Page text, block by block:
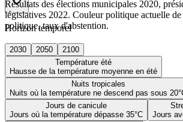
Horizon temporel
2030 2050
2100
Température été
Hausse de la température moyenne en été
Nuits tropicales
Nuits où la température ne descend pas sous
Jours de canicule
Jours où la température dépasse 35°C
Jours
Résultats des élections municipales 2020,
législatives 2022. Couleur politique actuelle
politique, taux d'abstention.